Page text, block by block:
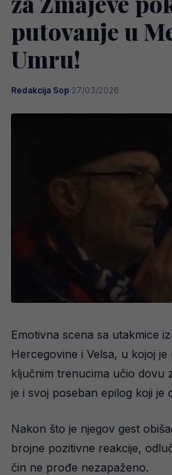
putovanje u
Umru!
Redakcija Sop·27/03/2026
Emotivna scena sa utakmice
Hercegovine i Velsa, u kojoj je
ključnim trenucima učio dovu
je i svoj poseban epilog koji je
Nakon što je njegov gest
brojne pozitivne reakcije,
čin ne prođe nezapaženo.